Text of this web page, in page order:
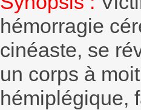
hémorragie
cinéaste, se
un corps à
hémiplégique,